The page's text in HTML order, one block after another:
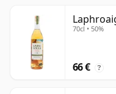
70cl • 50%
66 € ?